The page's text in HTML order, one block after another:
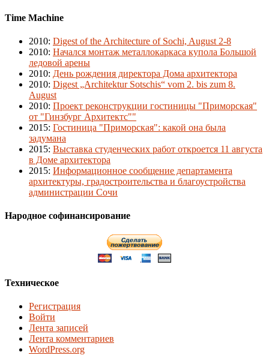
Time Machine
2010: Digest of the Architecture of Sochi, August 2-8
2010: Начался монтаж металлокаркаса купола Большой
ледовой арены
2010: День рождения директора Дома архитектора
2010: Digest „Architektur Sotschis“ vom 2. bis zum 8.
August
2010: Проект реконструкции гостиницы "Приморская"
от "Гинзбург Архитектс""
2015: Гостиница "Приморская": какой она была
задумана
2015: Выставка студенческих работ откроется 11 августа
в Доме архитектора
2015: Информационное сообщение департамента
архитектуры, градостроительства и благоустройства
администрации Сочи
Народное софинансирование
Техническое
Регистрация
Войти
Лента записей
Лента комментариев
WordPress.org